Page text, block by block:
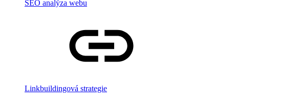
SEO analýza webu
Linkbuildingová strategie